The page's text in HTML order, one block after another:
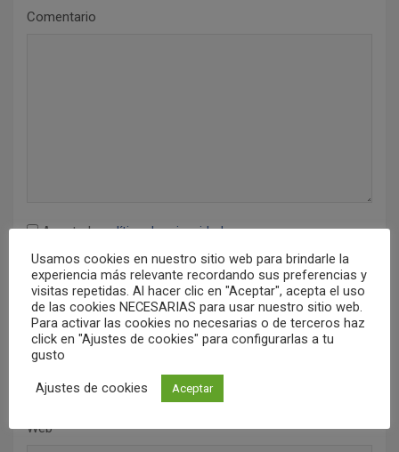
a
Comentario
Acepto lapolítica de privacidad.
Nombre*
Correo electrónico
Web
Usamos cookies en nuestro sitio web para brindarle la
experiencia más relevante recordando sus preferencias y
visitas repetidas. Al hacer clic en "Aceptar", acepta el uso
de las cookies NECESARIAS para usar nuestro sitio web.
Para activar las cookies no necesarias o de terceros haz
click en "Ajustes de cookies" para configurarlas a tu
gusto
Ajustes de cookies Aceptar